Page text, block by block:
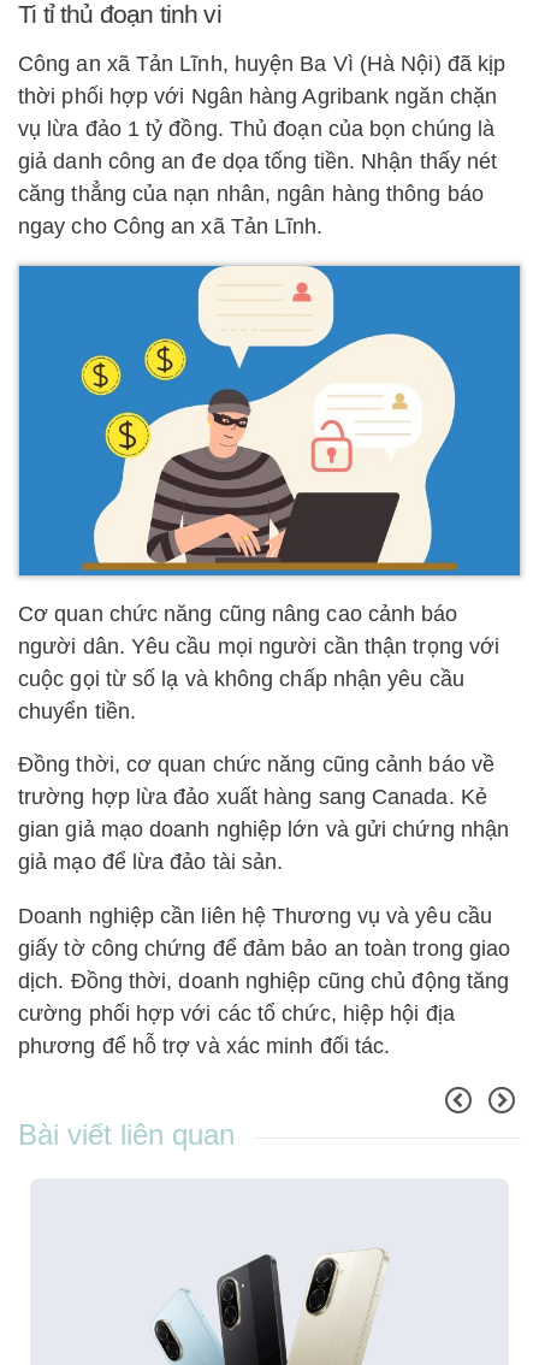
Ti tỉ thủ đoạn tinh vi
Công an xã Tản Lĩnh, huyện Ba Vì (Hà Nội) đã kịp
thời phối hợp với Ngân hàng Agribank ngăn chặn
vụ lừa đảo 1 tỷ đồng. Thủ đoạn của bọn chúng là
giả danh công an đe dọa tống tiền. Nhận thấy nét
căng thẳng của nạn nhân, ngân hàng thông báo
ngay cho Công an xã Tản Lĩnh.
Cơ quan chức năng cũng nâng cao cảnh báo
người dân. Yêu cầu mọi người cần thận trọng với
cuộc gọi từ số lạ và không chấp nhận yêu cầu
chuyển tiền.
Đồng thời, cơ quan chức năng cũng cảnh báo về
trường hợp lừa đảo xuất hàng sang Canada. Kẻ
gian giả mạo doanh nghiệp lớn và gửi chứng nhận
giả mạo để lừa đảo tài sản.
Doanh nghiệp cần liên hệ Thương vụ và yêu cầu
giấy tờ công chứng để đảm bảo an toàn trong giao
dịch. Đồng thời, doanh nghiệp cũng chủ động tăng
cường phối hợp với các tổ chức, hiệp hội địa
phương để hỗ trợ và xác minh đối tác.
Bài viết liên quan